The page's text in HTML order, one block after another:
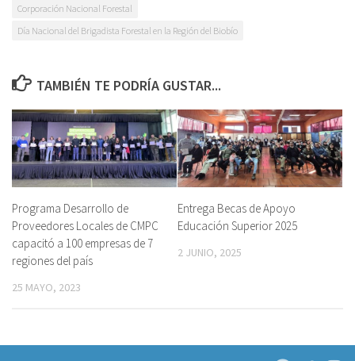
Corporación Nacional Forestal
Día Nacional del Brigadista Forestal en la Región del Biobío
TAMBIÉN TE PODRÍA GUSTAR...
Programa Desarrollo de
Proveedores Locales de CMPC
capacitó a 100 empresas de 7
regiones del país
25 MAYO, 2023
Entrega Becas de Apoyo
Educación Superior 2025
2 JUNIO, 2025